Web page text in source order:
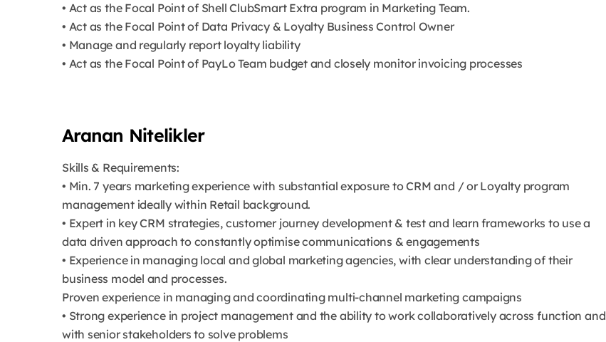
• Act as the Focal Point of Shell ClubSmart Extra program in Marketing Team.
• Act as the Focal Point of Data Privacy & Loyalty Business Control Owner
• Manage and regularly report loyalty liability
• Act as the Focal Point of PayLo Team budget and closely monitor invoicing processes
Aranan Nitelikler
Skills & Requirements:
• Min. 7 years marketing experience with substantial exposure to CRM and / or Loyalty program
management ideally within Retail background.
• Expert in key CRM strategies, customer journey development & test and learn frameworks to use a
data driven approach to constantly optimise communications & engagements
• Experience in managing local and global marketing agencies, with clear understanding of their
business model and processes.
Proven experience in managing and coordinating multi-channel marketing campaigns
• Strong experience in project management and the ability to work collaboratively across function and
with senior stakeholders to solve problems